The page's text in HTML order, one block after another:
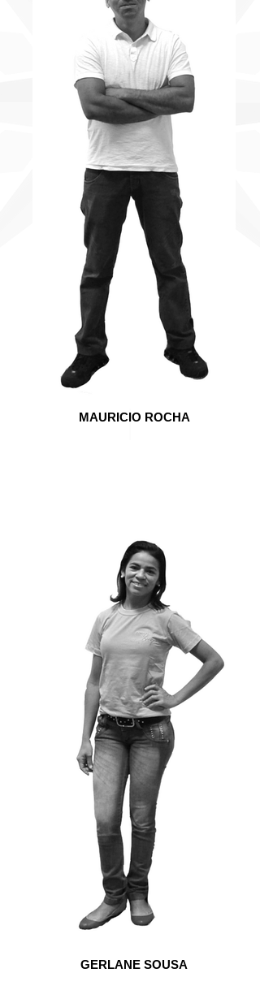
MAURICIO ROCHA
GERLANE SOUSA